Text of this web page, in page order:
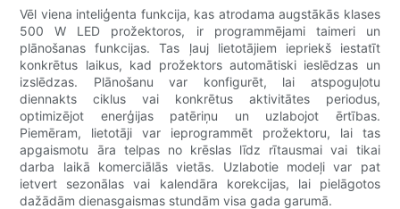
Vēl viena inteliģenta funkcija, kas atrodama augstākās klases
500 W LED prožektoros, ir programmējami taimeri un
plānošanas funkcijas. Tas ļauj lietotājiem iepriekš iestatīt
konkrētus laikus, kad prožektors automātiski ieslēdzas un
izslēdzas. Plānošanu var konfigurēt, lai atspoguļotu
diennakts ciklus vai konkrētus aktivitātes periodus,
optimizējot enerģijas patēriņu un uzlabojot ērtības.
Piemēram, lietotāji var ieprogrammēt prožektoru, lai tas
apgaismotu āra telpas no krēslas līdz rītausmai vai tikai
darba laikā komerciālās vietās. Uzlabotie modeļi var pat
ietvert sezonālas vai kalendāra korekcijas, lai pielāgotos
dažādām dienasgaismas stundām visa gada garumā.